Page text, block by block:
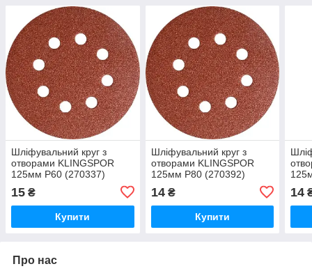
Шліфувальний круг з
отворами KLINGSPOR
125мм Р60 (270337)
15 ₴
Купити
Шліфувальний круг з
отворами KLINGSPOR
125мм Р80 (270392)
14₴
Купити
14
Про нас